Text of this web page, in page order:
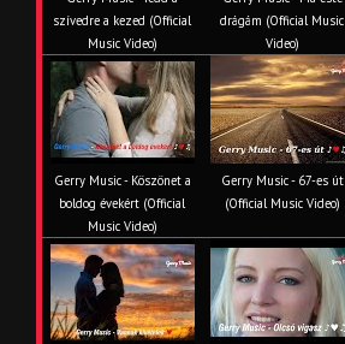
szívedre a kezed (Official
Music Video)
drágám (Official Music
Video)
Gerry Music - Köszönet a
boldog évekért (Official
Music Video)
Gerry Music - 67-es út
(Official Music Video)